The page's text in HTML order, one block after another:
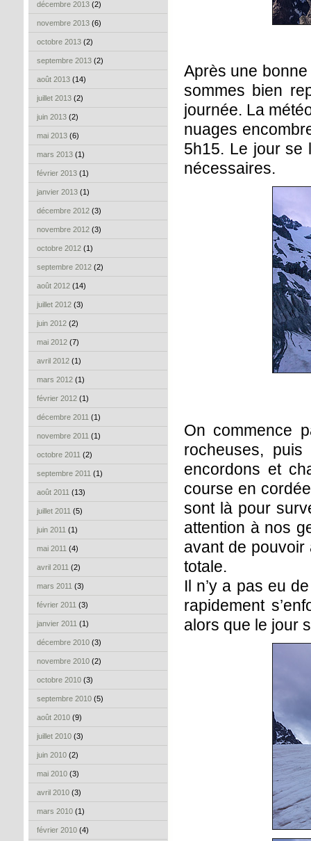
décembre 2013 (2)
novembre 2013 (6)
octobre 2013 (2)
septembre 2013 (2)
août 2013 (14)
juillet 2013 (2)
juin 2013 (2)
mai 2013 (6)
mars 2013 (1)
février 2013 (1)
janvier 2013 (1)
décembre 2012 (3)
novembre 2012 (3)
octobre 2012 (1)
septembre 2012 (2)
août 2012 (14)
juillet 2012 (3)
juin 2012 (2)
mai 2012 (7)
avril 2012 (1)
mars 2012 (1)
février 2012 (1)
décembre 2011 (1)
novembre 2011 (1)
octobre 2011 (2)
septembre 2011 (1)
août 2011 (13)
juillet 2011 (5)
juin 2011 (1)
mai 2011 (4)
avril 2011 (2)
mars 2011 (3)
février 2011 (3)
janvier 2011 (1)
décembre 2010 (3)
novembre 2010 (2)
octobre 2010 (3)
septembre 2010 (5)
août 2010 (9)
juillet 2010 (3)
juin 2010 (2)
mai 2010 (3)
avril 2010 (3)
mars 2010 (1)
février 2010 (4)
Après une
sommes bien
journée. La
nuages
5h15. Le jour se
nécessaires.
On commence
rocheuses,
encordons et
course en
sont là pour
attention à nos
avant de
totale.
Il n’y a pas eu
rapidement
alors que le jour